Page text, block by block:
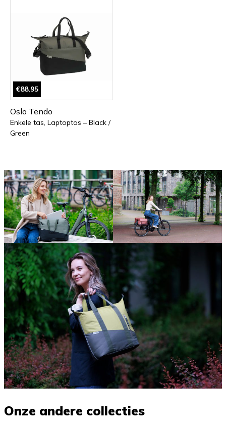
€88,95
Oslo Tendo
Enkele tas, Laptoptas – Black /
Green
Onze andere collecties